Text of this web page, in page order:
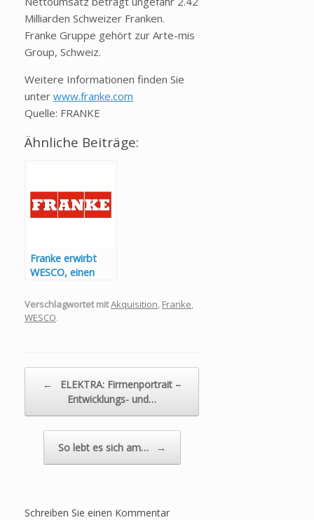
Milliarden Schweizer Franken.
Franke Gruppe gehört zur Arte-mis
Group, Schweiz.
Weitere Informationen finden Sie
unter www.franke.com
Quelle: FRANKE
Ähnliche Beiträge:
Franke erwirbt
WESCO, einen
für
Dunstabzugshau
Verschlagwortet mitAkquisition, Franke,
WESCO.
←
ELEKTRA: Firmenportrait –
Entwicklungs- und…
So lebt es sich am… →
Schreiben Sie einen Kommentar